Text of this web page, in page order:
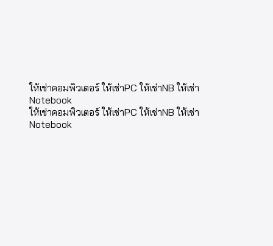
ให้เช่าคอมพิวเตอร์ ให้เช่าPC ให้เช่าNB ให้เช่า
Notebook
ให้เช่าคอมพิวเตอร์ ให้เช่าPC ให้เช่าNB ให้เช่า
Notebook